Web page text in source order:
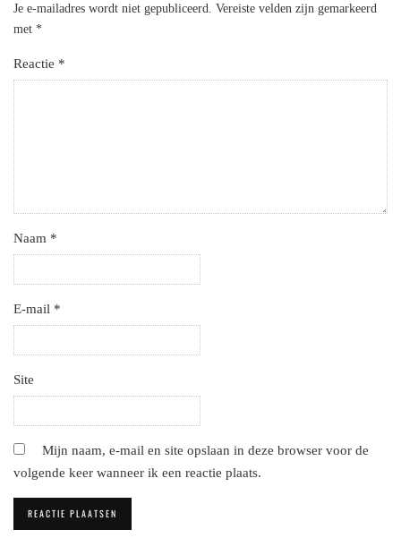
Je e-mailadres wordt niet gepubliceerd. Vereiste velden zijn gemarkeerd
met *
Reactie *
Naam *
E-mail *
Site
Mijn naam, e-mail en site opslaan in deze browser voor de
volgende keer wanneer ik een reactie plaats.